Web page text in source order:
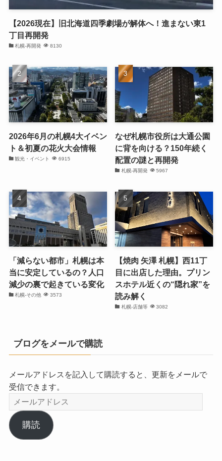
【2026現在】旧北海道四季劇場が解体へ！進まない東1
丁目再開発
札幌-再開発 8130
2026年6月の札幌4大イベン
ト＆初夏の花火大会情報
観光・イベント 6915
なぜ札幌市役所は大通公園
に背を向ける？150年続く
配置の謎と再開発
札幌-再開発 5967
「減らない都市」札幌は本
当に安定しているの？人口
減少の裏で起きている変化
札幌-その他 3573
【焼肉 矢澤 札幌】西11丁
目に出店した理由。プリン
スホテル近くの“隠れ家”を
読み解く
札幌-店舗等 3082
ブログをメールで購読
メールアドレスを記入して購読すると、更新をメールで
受信できます。
ー
ル
ア
購読